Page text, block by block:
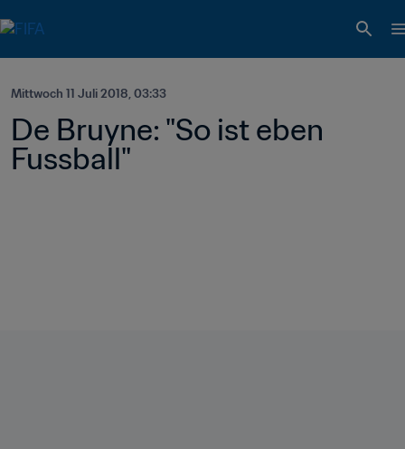
Mittwoch 11 Juli 2018, 03:33
De Bruyne: "So ist eben
Fussball"